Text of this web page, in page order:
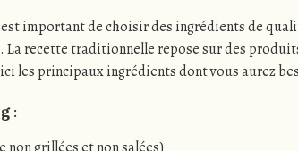
important de choisir des ingrédients de
recette traditionnelle repose sur des
les principaux ingrédients dont vous aurez
: